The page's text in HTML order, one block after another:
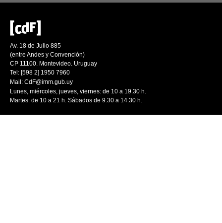
Av. 18 de Julio 885
(entre Andes y Convención)
CP 11100. Montevideo. Uruguay
Tel: [598 2] 1950 7960
Mail: CdF@imm.gub.uy
Lunes, miércoles, jueves, viernes: de 10 a 19.30 h.
Martes: de 10 a 21 h. Sábados de 9.30 a 14.30 h.